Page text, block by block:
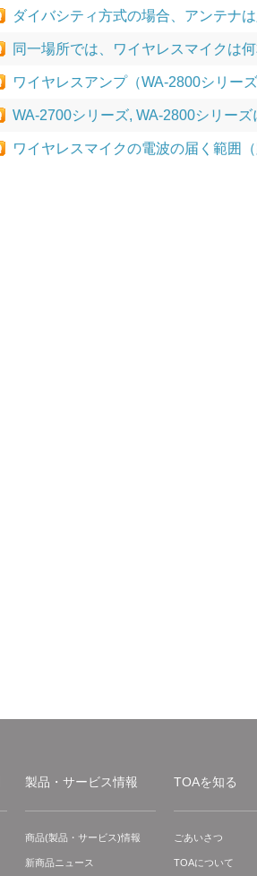
ダイバシティ方式の場合、アンテナ
同一場所では、ワイヤレスマイクは
ワイヤレスアンプ（WA-2800シリー
WA-2700シリーズ, WA-2800シリー
ワイヤレスマイクの電波の届く範囲
製品・サービス情報
商品(製品・サービス)情報
新商品ニュース
TOAを知る
ごあいさつ
TOAについて